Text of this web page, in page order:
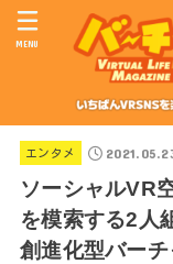
MENU
エンタメ
ソーシャルVR
を模索する2人
創進化型バー